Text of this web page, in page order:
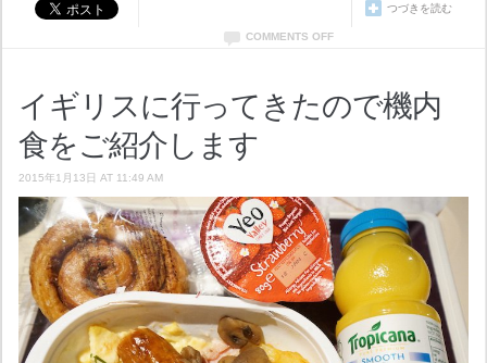
つづきを読む
COMMENTS OFF
イギリスに行ってきたので機内
食をご紹介します
2015年1月13日 AT 11:49 AM